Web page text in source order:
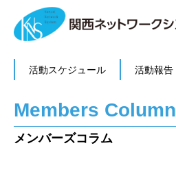
活動スケジュール 活動報告
Members Column
メンバーズコラム